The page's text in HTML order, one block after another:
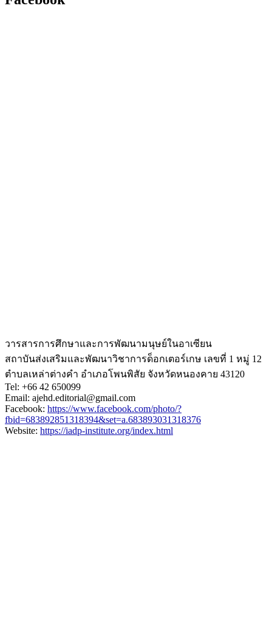
วารสารการศึกษาและการพัฒนามนุษย์ในอาเซียน
สถาบันส่งเสริมและพัฒนาวิชาการด็อกเตอร์เกษ เลขที่ 1 หมู่ 12
ตำบลเหล่าต่างคำ อำเภอโพนพิสัย จังหวัดหนองคาย 43120
Tel: +66 42 650099
Email: ajehd.editorial@gmail.com
Facebook: https://www.facebook.com/photo/?
fbid=683892851318394&set=a.683893031318376
Website: https://iadp-institute.org/index.html